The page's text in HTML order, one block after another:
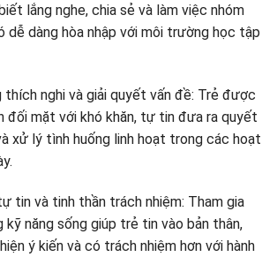
lắng nghe, chia sẻ và làm việc nhóm
dễ dàng hòa nhập với môi trường học tập
thích nghi và giải quyết vấn đề: Trẻ được
đối mặt với khó khăn, tự tin đưa ra quyết
xử lý tình huống linh hoạt trong các hoạt
tin và tinh thần trách nhiệm: Tham gia
năng sống giúp trẻ tin vào bản thân,
ý kiến và có trách nhiệm hơn với hành